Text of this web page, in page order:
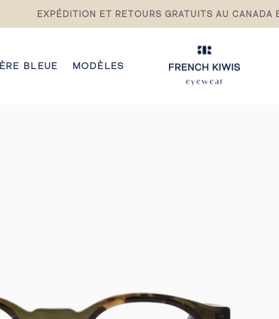
Pause
du
diaporama
EXPÉDITION ET RETOURS GRATUITS AU CANADA
BLEUE MODÈLES